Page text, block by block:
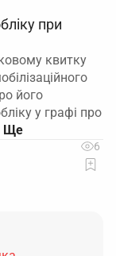
при
квитку
його
у графі про
6